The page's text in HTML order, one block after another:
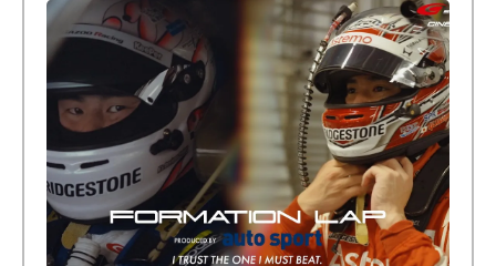
倒す相手を、信じてる。小林利徠斗 × 野村勇斗
【FORMATION LAP Produced by auto sport】
2026 Episode 2